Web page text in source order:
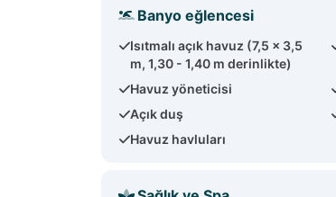
Banyo eğlencesi
Isıtmalı açık havuz (7,5 x 3,5
m, 1,30 - 1,40 m derinlikte)
Havuz yöneticisi
Açık duş
Havuz havluları